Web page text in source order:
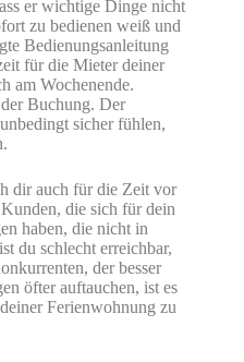
er wichtige Dinge nicht
zu bedienen weiß und
Bedienungsanleitung
für die Mieter deiner
am Wochenende.
Buchung. Der
sicher fühlen,
dir auch für die Zeit vor
die sich für dein
haben, die nicht in
du schlecht erreichbar,
der besser
öfter auftauchen, ist es
Ferienwohnung zu